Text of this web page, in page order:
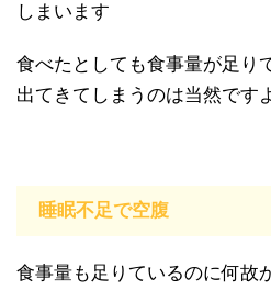
しまいます
食べたとしても食事量が足り
出てきてしまうのは当然です
睡眠不足で空腹
食事量も足りているのに何故